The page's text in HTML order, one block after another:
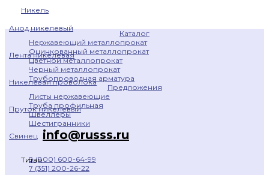
Никель
Анод никелевый
Лента никелевая
Никелевая проволока
Пруток никелевый
Свинец
Титан
Каталог
Нержавеющий металлопрокат
Оцинкованный металлопрокат
Цветной металлопрокат
Черный металлопрокат
Трубопроводная арматура
Предложения
Листы нержавеющие
Труба профильная
Швеллеры
Шестигранники
info@russs.ru
8 (800) 600-64-99
7 (351) 200-26-22